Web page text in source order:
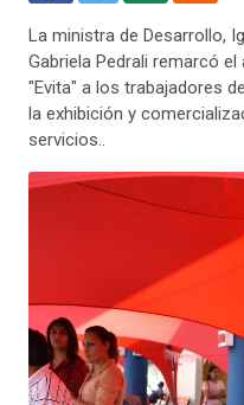
La ministra de Desarrollo,
Gabriela Pedrali remarcó
"Evita" a los trabajadores
la exhibición y
servicios..